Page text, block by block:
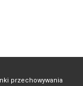
przechowywania